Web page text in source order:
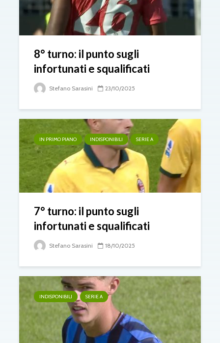
8° turno: il punto sugli
infortunati e squalificati
Stefano Sarasini 23/10/2025
IN PRIMO PIANO INDISPONIBILI SERIE A
7° turno: il punto sugli
infortunati e squalificati
Stefano Sarasini 18/10/2025
INDISPONIBILI SERIE A